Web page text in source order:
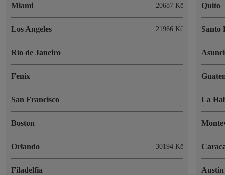
Miami 20687 Kč
Los Angeles 21966 Kč
Río de Janeiro
Fenix
San Francisco
Boston
Orlando 30194 Kč
Filadelfia
Quito
Santo
La
Austin